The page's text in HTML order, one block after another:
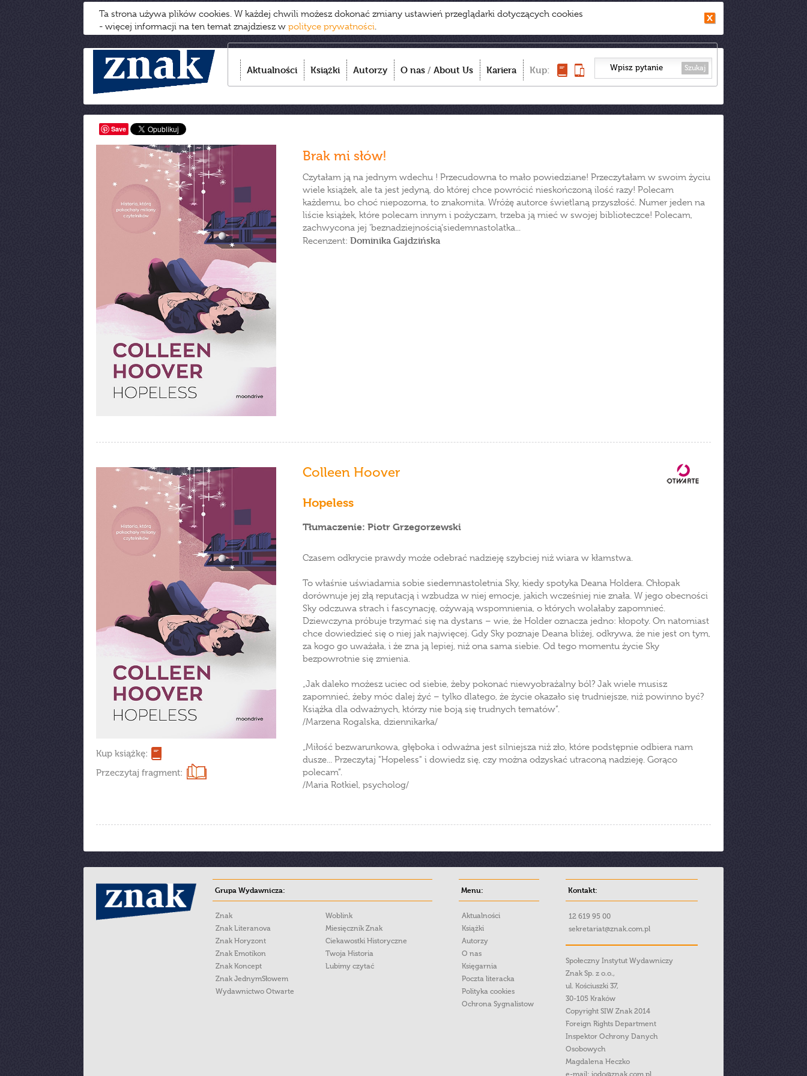
Ta strona używa plików cookies. W każdej chwili możesz dokonać zmiany ustawień przeglądarki dotyczących cookies
- więcej informacji na ten temat znajdziesz w polityce prywatności.
Aktualności Książki Autorzy O nas / About Us Kariera Kup: Szukaj
Save
Brak mi słów!
Czytałam ją na jednym wdechu ! Przecudowna to mało powiedziane! Przeczytałam w swoim życiu
wiele książek, ale ta jest jedyną, do której chce powrócić nieskończoną ilość razy! Polecam
każdemu, bo choć niepozorna, to znakomita. Wróżę autorce świetlaną przyszłość. Numer jeden na
liście książek, które polecam innym i pożyczam, trzeba ją mieć w swojej biblioteczce! Polecam,
zachwycona jej 'beznadziejnością'siedemnastolatka...
Recenzent: Dominika Gajdzińska
Kup książkę:
Przeczytaj fragment:
Colleen Hoover
Hopeless
Tłumaczenie: Piotr Grzegorzewski
Czasem odkrycie prawdy może odebrać nadzieję szybciej niż wiara w kłamstwa.
To właśnie uświadamia sobie siedemnastoletnia Sky, kiedy spotyka Deana Holdera. Chłopak
dorównuje jej złą reputacją i wzbudza w niej emocje, jakich wcześniej nie znała. W jego obecności
Sky odczuwa strach i fascynację, ożywają wspomnienia, o których wolałaby zapomnieć.
Dziewczyna próbuje trzymać się na dystans – wie, że Holder oznacza jedno: kłopoty. On natomiast
chce dowiedzieć się o niej jak najwięcej. Gdy Sky poznaje Deana bliżej, odkrywa, że nie jest on tym,
za kogo go uważała, i że zna ją lepiej, niż ona sama siebie. Od tego momentu życie Sky
bezpowrotnie się zmienia.
„Jak daleko możesz uciec od siebie, żeby pokonać niewyobrażalny ból? Jak wiele musisz
zapomnieć, żeby móc dalej żyć – tylko dlatego, że życie okazało się trudniejsze, niż powinno być?
Książka dla odważnych, którzy nie boją się trudnych tematów”.
/Marzena Rogalska, dziennikarka/
„Miłość bezwarunkowa, głęboka i odważna jest silniejsza niż zło, które podstępnie odbiera nam
dusze... Przeczytaj "Hopeless" i dowiedz się, czy można odzyskać utraconą nadzieję. Gorąco
polecam”.
/Maria Rotkiel, psycholog/
Grupa Wydawnicza:
Znak
Znak Literanova
Znak Horyzont
Znak Emotikon
Znak Koncept
Znak JednymSłowem
Wydawnictwo Otwarte
Woblink
Miesięcznik Znak
Ciekawostki Historyczne
Twoja Historia
Lubimy czytać
Menu:
Aktualności
Książki
Autorzy
O nas
Księgarnia
Poczta literacka
Polityka cookies
Ochrona Sygnalistow
Kontakt:
12 619 95 00
sekretariat@znak.com.pl
Społeczny Instytut Wydawniczy
Znak Sp. z o.o.,
ul. Kościuszki 37,
30-105 Kraków
Copyright SIW Znak 2014
Foreign Rights Department
Inspektor Ochrony Danych
Osobowych
Magdalena Heczko
e-mail: iodo@znak.com.pl